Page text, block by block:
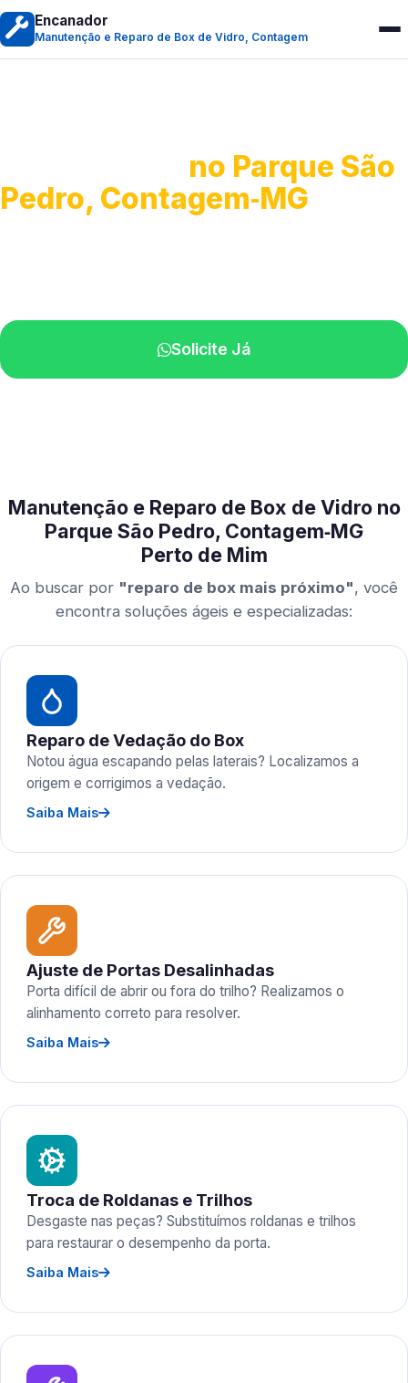
Encanador
Manutenção e Reparo de Box de Vidro, Contagem
no Parque São
Pedro, Contagem‑MG
Solicite Já
Manutenção e Reparo de Box de Vidro no
Parque São Pedro, Contagem‑MG
Perto de Mim
Ao buscar por "reparo de box mais próximo", você
encontra soluções ágeis e especializadas:
Reparo de Vedação do Box
Notou água escapando pelas laterais? Localizamos a
origem e corrigimos a vedação.
Saiba Mais
Ajuste de Portas Desalinhadas
Porta difícil de abrir ou fora do trilho? Realizamos o
alinhamento correto para resolver.
Saiba Mais
Troca de Roldanas e Trilhos
Desgaste nas peças? Substituímos roldanas e trilhos
para restaurar o desempenho da porta.
Saiba Mais